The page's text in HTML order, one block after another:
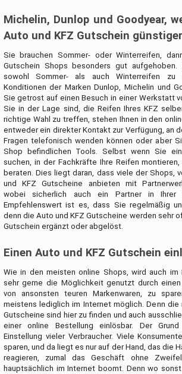
Michelin, Dunlop und Goodyear,
Auto und KFZ Gutschein günstiger
Sie brauchen Sommer- oder Winterreifen,
Gutschein Shops besonders gut
sowohl Sommer- als auch Winterreifen zu
Konditionen der Marken Dunlop, Michelin und
Sie getrost auf einen Besuch in einer Werkstatt
Sie in der Lage sind, die Reifen Ihres KFZ
richtige Wahl zu treffen, stehen Ihnen in den
entweder ein direkter Kontakt zur Verfügung, an
Fragen telefonisch wenden können oder aber
Shop befindlichen Tools. Selbst wenn Sie
suchen, in der Fachkräfte Ihre Reifen
beraten. Dies liegt daran, dass viele der Shops,
und KFZ Gutscheine anbieten mit
wobei sicherlich auch ein Partner in
Empfehlenswert ist es, dass Sie regelmäßig
denn die Auto und KFZ Gutscheine werden sehr
Gutschein ergänzt oder abgelöst.
Einen Auto und KFZ Gutschein
Wie in den meisten online Shops, wird auch im
sehr gerne die Möglichkeit genutzt durch
von ansonsten teuren Markenwaren, zu
meistens lediglich im Internet möglich. Denn die
Gutscheine sind hier zu finden und auch
einer online Bestellung einlösbar. Der
Einstellung vieler Verbraucher. Viele
sparen, und da liegt es nur auf der Hand, das die
reagieren, zumal das Geschäft ohne
hauptsächlich im Internet boomt. Denn wo